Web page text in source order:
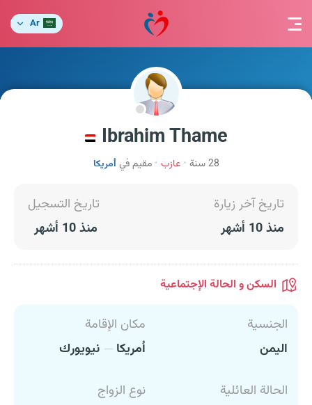
Ar
Ibrahim Thame
28 سنة عازب مقيم في أمريكا
تاريخ آخر زيارة
منذ 10 أشهر
تاريخ التسجيل
منذ 10 أشهر
السكن و الحالة الإجتماعية
الجنسية
اليمن
مكان الإقامة
أمريكا
نيويورك
الحالة العائلية
نوع الزواج